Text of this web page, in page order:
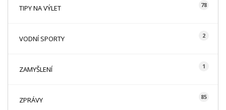
TIPY NA VÝLET 78
VODNÍ SPORTY 2
ZAMYŠLENÍ 1
ZPRÁVY 85